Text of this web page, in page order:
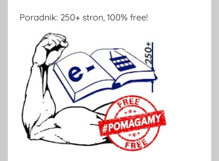
Poradnik: 250+ stron, 100% free!